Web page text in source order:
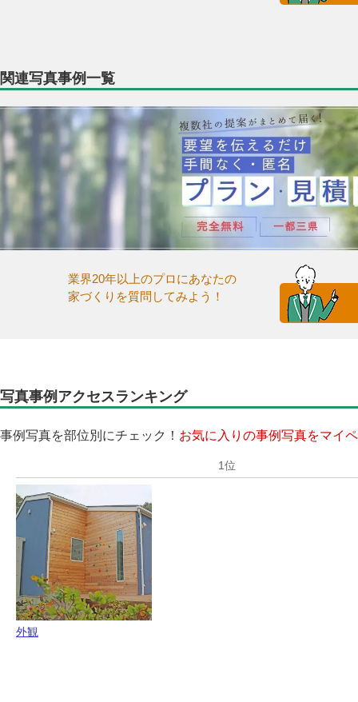
関連写真事例一覧
業界20年以上のプロにあなたの
家づくりを質問してみよう！
写真事例アクセスランキング
事例写真を部位別にチェック！ お気に入りの事例写真をマイ
外観